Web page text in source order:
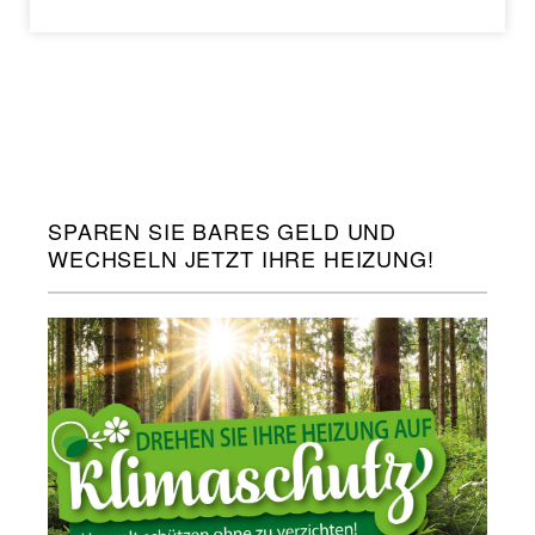
SPAREN SIE BARES GELD UND
WECHSELN JETZT IHRE HEIZUNG!